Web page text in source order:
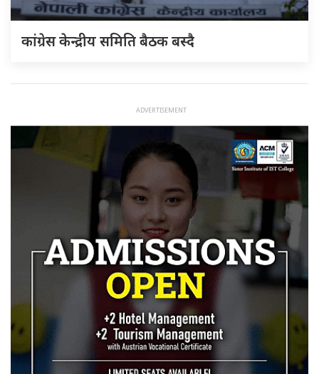
कांग्रेस केन्द्रीय समिति बैठक बस्दै